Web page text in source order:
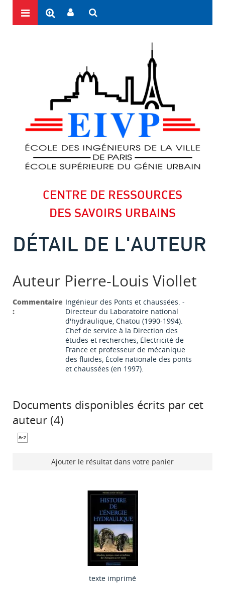
CENTRE DE RESSOURCES
DES SAVOIRS URBAINS
DÉTAIL DE L'AUTEUR
Auteur Pierre-Louis Viollet
Commentaire
:
Ingénieur des Ponts et chaussées. -
Directeur du Laboratoire national
d'hydraulique, Chatou (1990-1994).
Chef de service à la Direction des
études et recherches, Électricité de
France et professeur de mécanique
des fluides, École nationale des ponts
et chaussées (en 1997).
Documents disponibles écrits par cet
auteur (4)
Ajouter le résultat dans votre panier
texte imprimé